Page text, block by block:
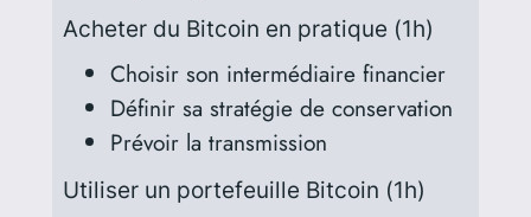
Acheter du Bitcoin en pratique (1h)
Choisir son intermédiaire financier
Définir sa stratégie de conservation
Prévoir la transmission
Utiliser un portefeuille Bitcoin (1h)